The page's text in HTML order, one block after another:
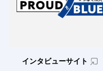
インタビューサイト